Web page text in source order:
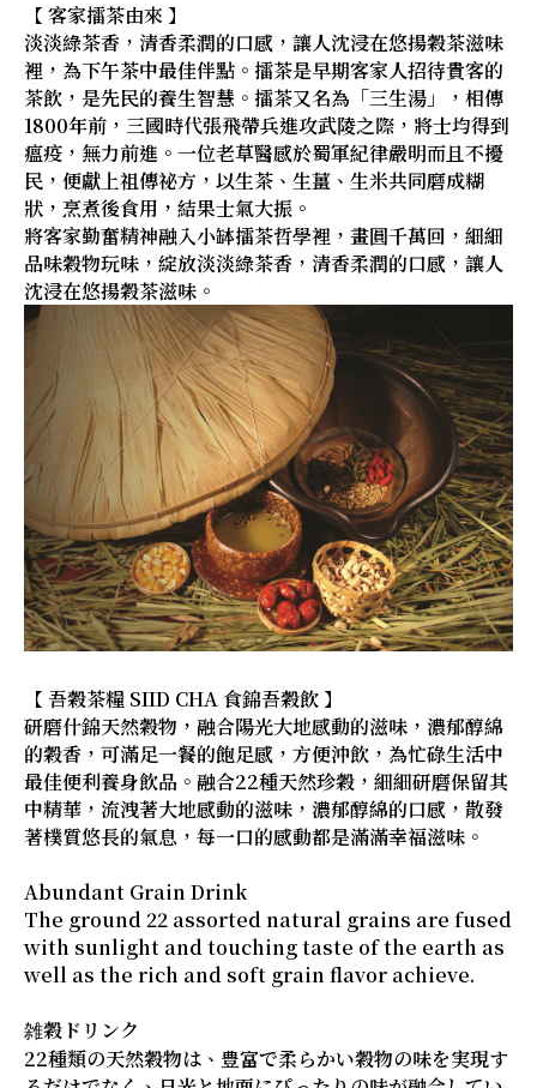
【 客家擂茶由來 】
淡淡綠茶香，清香柔潤的口感，讓人沈浸在悠揚穀茶滋味
裡，為下午茶中最佳伴點。擂茶是早期客家人招待貴客的
茶飲，是先民的養生智慧。擂茶又名為「三生湯」，相傳
1800年前，三國時代張飛帶兵進攻武陵之際，將士均得到
瘟疫，無力前進。一位老草醫感於蜀軍紀律嚴明而且不擾
民，便獻上祖傳祕方，以生茶、生薑、生米共同磨成糊
狀，烹煮後食用，結果士氣大振。
將客家勤奮精神融入小缽擂茶哲學裡，畫圓千萬回，細細
品味穀物玩味，綻放淡淡綠茶香，清香柔潤的口感，讓人
沈浸在悠揚穀茶滋味。
【 吾穀茶糧 SIID CHA 食錦吾穀飲 】
研磨什錦天然穀物，融合陽光大地感動的滋味，濃郁醇綿
的穀香，可滿足一餐的飽足感，方便沖飲，為忙碌生活中
最佳便利養身飲品。融合22種天然珍穀，細細研磨保留其
中精華，流洩著大地感動的滋味，濃郁醇綿的口感，散發
著樸質悠長的氣息，每一口的感動都是滿滿幸福滋味。
Abundant Grain Drink​
The ground 22 assorted natural grains are fused
with sunlight and touching taste of the earth as
well as the rich and soft grain flavor achieve.
雑穀ドリンク
22種類の天然穀物は、豊富で柔らかい穀物の味を実現す